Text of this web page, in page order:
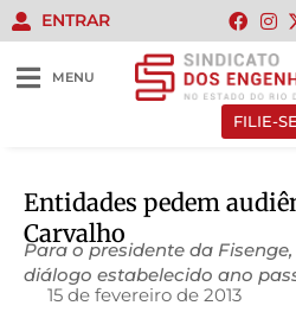
ENTRAR
MENU
FILIE-SE
Entidades pedem
Carvalho
Para o presidente da
diálogo estabelecido ano
15 de fevereiro de 2013